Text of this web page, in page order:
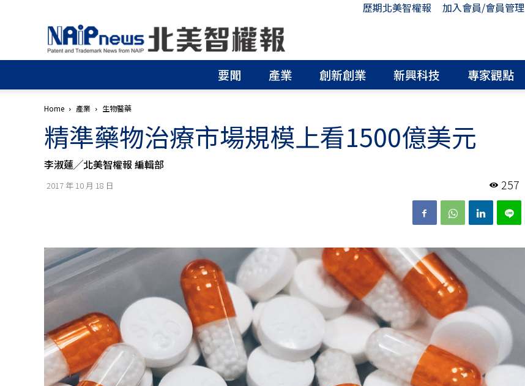
歷期北美智權報 加入會員/會員管理
北
美
智
權
│
申
請
│
財
│
專
要聞 產業 創新創業 新興科技 專家觀點
Home 產業 生物醫藥
精準藥物治療市場規模上看1500億美元
李淑蓮╱北美智權報 編輯部
2017 年 10 月 18 日 257